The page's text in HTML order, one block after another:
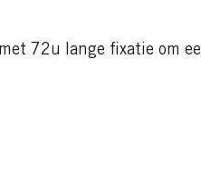
72u lange fixatie om